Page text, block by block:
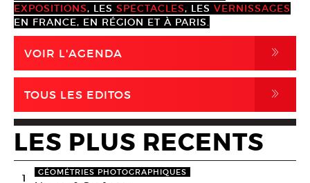
EXPOSITIONS, LES SPECTACLES, LES VERNISSAGES
EN FRANCE, EN RÉGION ET À PARIS.
VOIR L'AGENDA ,
TOUS LES EDITOS ,
LES PLUS RECENTS
1 GÉOMÉTRIES PHOTOGRAPHIQUES